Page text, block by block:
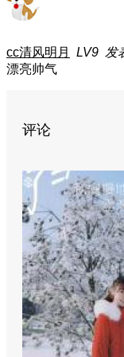
cc清风明月 LV9 发
漂亮帅气
评论